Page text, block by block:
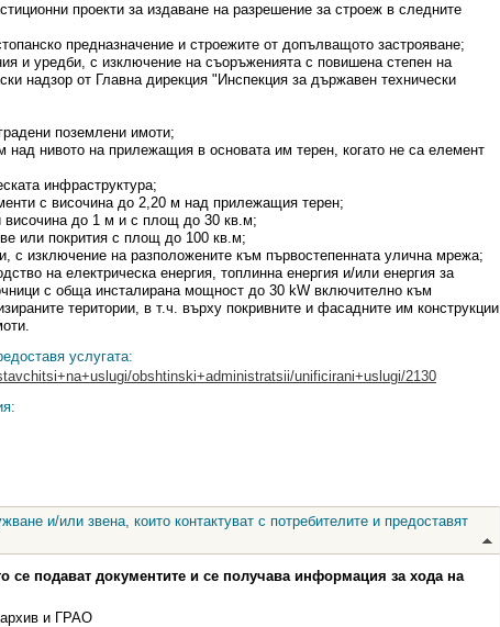
проекти за издаване на разрешение за строеж в следните
предназначение и строежите от допълващото застрояване;
и уредби, с изключение на съоръженията с повишена степен на
надзор от Главна дирекция "Инспекция за държавен технически
поземлени имоти;
над нивото на прилежащия в основата им терен, когато не са елемент
инфраструктура;
с височина до 2,20 м над прилежащия терен;
височина до 1 м и с площ до 30 кв.м;
или покрития с площ до 100 кв.м;
с изключение на разположените към първостепенната улична мрежа;
на електрическа енергия, топлинна енергия и/или енергия за
с обща инсталирана мощност до 30 kW включително към
територии, в т.ч. върху покривните и фасадните им конструкции
услугата:
obshtinski+administratsii/unificirani+uslugi/2130
и/или звена, които контактуват с потребителите и предоставят
се подават документите и се получава информация за хода на
и ГРАО